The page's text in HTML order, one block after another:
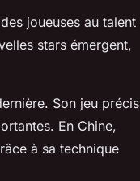
joueuses au talent
stars émergent,
Son jeu précis
En Chine,
à sa technique